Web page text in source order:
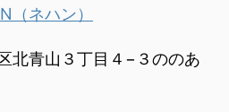
ネハン）
北青山３丁目４−３ののあ